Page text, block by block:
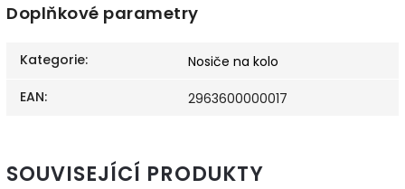
Doplňkové parametry
Kategorie:
Nosiče na kolo
EAN: 2963600000017
SOUVISEJÍCÍ PRODUKTY